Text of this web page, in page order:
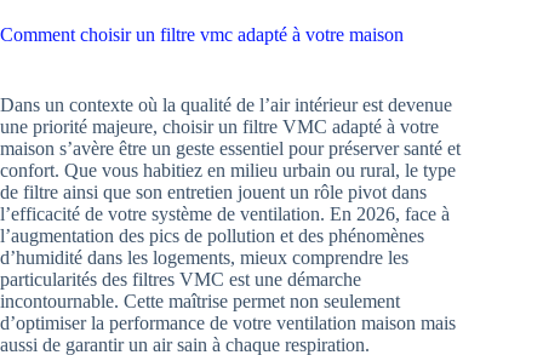
Comment choisir un filtre vmc adapté à votre maison
Dans un contexte où la qualité de l’air intérieur est devenue
une priorité majeure, choisir un filtre VMC adapté à votre
maison s’avère être un geste essentiel pour préserver santé et
confort. Que vous habitiez en milieu urbain ou rural, le type
de filtre ainsi que son entretien jouent un rôle pivot dans
l’efficacité de votre système de ventilation. En 2026, face à
l’augmentation des pics de pollution et des phénomènes
d’humidité dans les logements, mieux comprendre les
particularités des filtres VMC est une démarche
incontournable. Cette maîtrise permet non seulement
d’optimiser la performance de votre ventilation maison mais
aussi de garantir un air sain à chaque respiration.